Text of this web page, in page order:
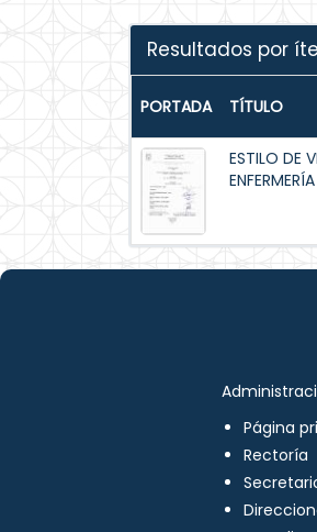
Resultados por
PORTADA TÍTULO
ESTILO DE
Página
Rectoría